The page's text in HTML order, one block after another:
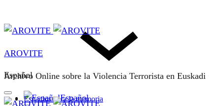
Español
Español
AROVITE
Archivo Online sobre la Violencia Terrorista en Euskadi
Espacios para la memoria